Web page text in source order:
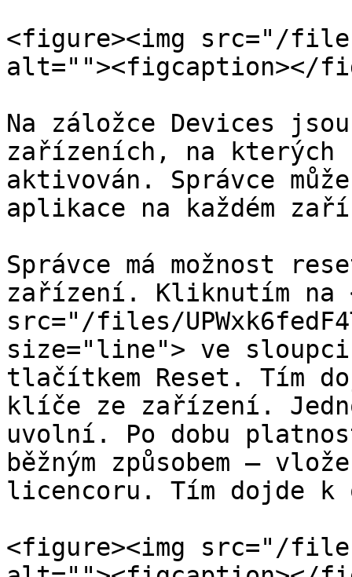
<figure><img src="/files/
alt=""><figcaption></
Na záložce Devices
zařízeních, na
aktivován. Správce
aplikace na každém
Správce má možnost
zařízení. Kliknutím na
src="/files/
size="line"> ve
tlačítkem Reset. Tím
klíče ze zařízení.
uvolní. Po dobu
běžným způsobem –
licencoru. Tím dojde k
<figure><img src="/files/